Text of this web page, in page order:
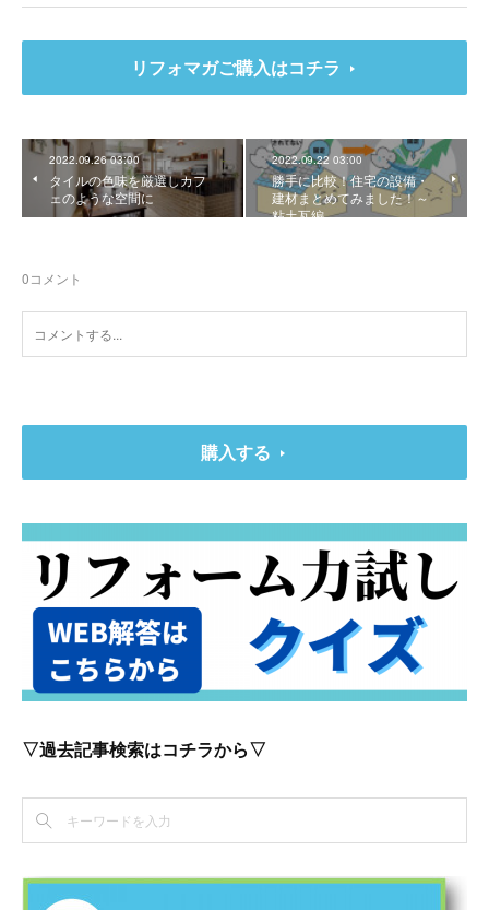
リフォマガご購入はコチラ
2022.09.26 03:00
タイルの色味を厳選しカフ
ェのような空間に
2022.09.22 03:00
勝手に比較！住宅の設備・
建材まとめてみました！～
粘土瓦編
0コメント
購入する
▽過去記事検索はコチラから▽